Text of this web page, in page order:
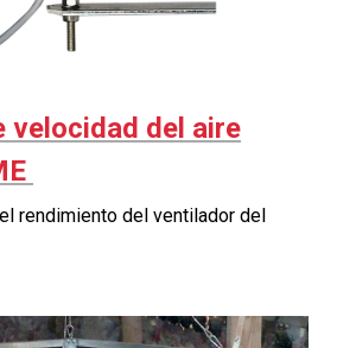
velocidad del aire
rendimiento del ventilador del